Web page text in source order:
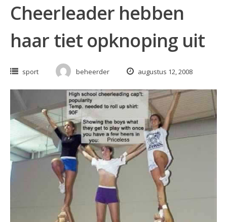
Cheerleader hebben
haar tiet opknoping uit
sport beheerder augustus 12, 2008